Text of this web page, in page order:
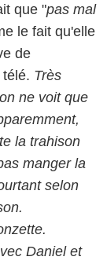
que "pas mal
le fait qu'elle
de
Très
on ne voit que
la trahison
manger la
selon
Daniel et